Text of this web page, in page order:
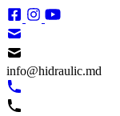
info@hidraulic.md